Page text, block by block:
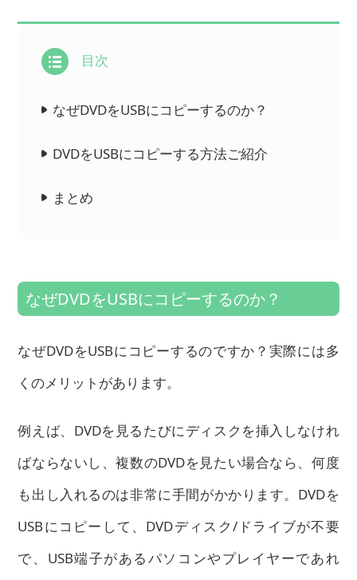
目次
なぜDVDをUSBにコピーするのか？
DVDをUSBにコピーする方法ご紹介
まとめ
なぜDVDをUSBにコピーするのか？
なぜDVDをUSBにコピーするのですか？実際には多
くのメリットがあります。
例えば、DVDを見るたびにディスクを挿入しなけれ
ばならないし、複数のDVDを見たい場合なら、何度
も出し入れるのは非常に手間がかかります。DVDを
USBにコピーして、DVDディスク/ドライブが不要
で、USB端子があるパソコンやプレイヤーであれ